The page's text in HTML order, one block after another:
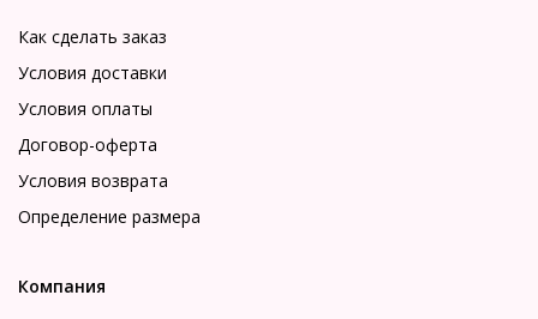
Как сделать заказ
Условия доставки
Условия оплаты
Договор-оферта
Условия возврата
Определение размера
Компания